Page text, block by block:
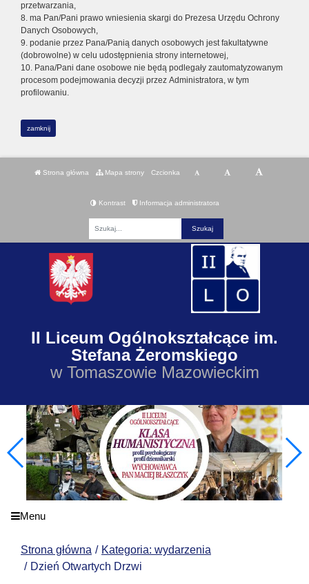
przetwarzania,
8. ma Pan/Pani prawo wniesienia skargi do Prezesa Urzędu Ochrony
Danych Osobowych,
9. podanie przez Pana/Panią danych osobowych jest fakultatywne
(dobrowolne) w celu udostępnienia strony internetowej,
10. Pana/Pani dane osobowe nie będą podlegały zautomatyzowanym
procesom podejmowania decyzji przez Administratora, w tym
profilowaniu.
zamknij
Strona główna Mapa strony Czcionka
Kontrast Informacja administratora
II Liceum Ogólnokształcące im.
Stefana Żeromskiego
w Tomaszowie Mazowieckim
Menu
Strona główna
Kategoria: wydarzenia
Dzień Otwartych Drzwi